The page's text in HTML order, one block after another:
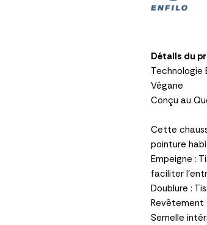
Détails du
Technologie
Végane
Conçu au
Cette
pointure
Empeigne :
faciliter
Doublure :
Revêtement
Semelle